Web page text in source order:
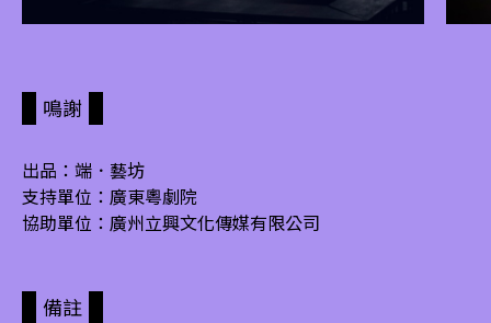
鳴謝
出品：端．藝坊
支持單位：廣東粵劇院
協助單位：廣州立興文化傳媒有限公司
備註